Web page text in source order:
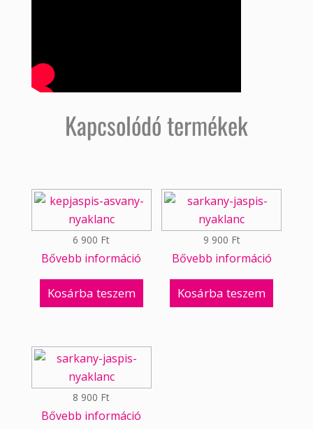
Kapcsolódó termékek
6 900 Ft
Bővebb információ
Kosárba teszem
9 900 Ft
Bővebb információ
Kosárba teszem
8 900 Ft
Bővebb információ